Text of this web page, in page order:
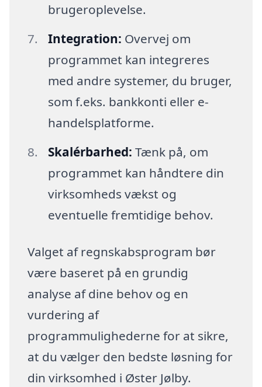
brugeroplevelse.
Integration: Overvej om
programmet kan integreres
med andre systemer, du bruger,
som f.eks. bankkonti eller e-
handelsplatforme.
Skalérbarhed: Tænk på, om
programmet kan håndtere din
virksomheds vækst og
eventuelle fremtidige behov.
Valget af regnskabsprogram bør
være baseret på en grundig
analyse af dine behov og en
vurdering af
programmulighederne for at sikre,
at du vælger den bedste løsning for
din virksomhed i Øster Jølby.